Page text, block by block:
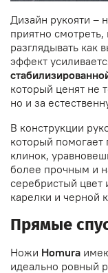
Дизайн рукояти –
приятно смотреть,
разглядывать как
эффект
который ценят не
но и за
В конструкции
который помогает
клинок,
более прочным и
серебристый цвет
карелки и черной
Прямые
Ножи Homura
идеально ровный